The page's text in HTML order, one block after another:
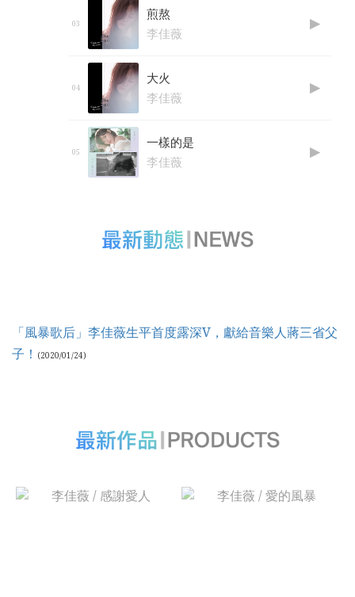
煎熬
李佳薇
大火
李佳薇
一樣的是
李佳薇
「風暴歌后」李佳薇生平首度露深V，獻給音樂人蔣三省父
子！ (2020/01/24)